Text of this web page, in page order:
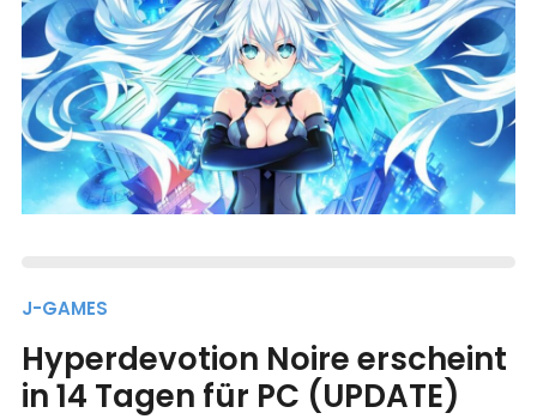
J-GAMES
Hyperdevotion Noire erscheint
in 14 Tagen für PC (UPDATE)